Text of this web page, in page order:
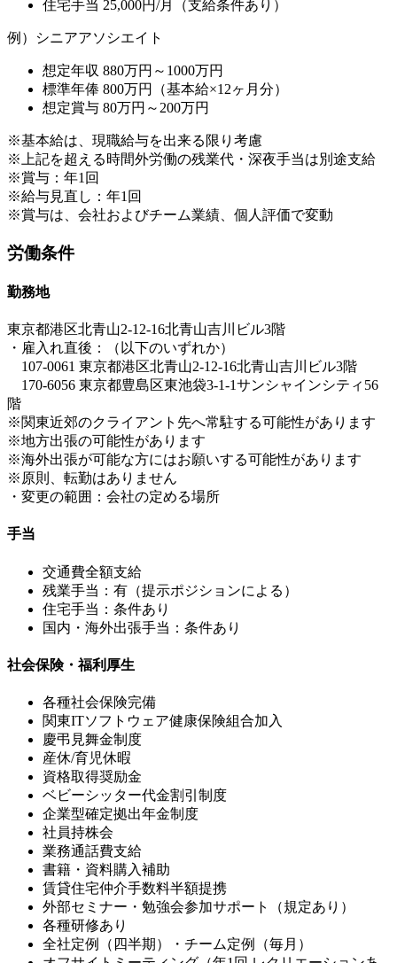
住宅手当 25,000円/月（支給条件あり）
例）シニアアソシエイト
想定年収 880万円～1000万円
標準年俸 800万円（基本給×12ヶ月分）
想定賞与 80万円～200万円
※基本給は、現職給与を出来る限り考慮
※上記を超える時間外労働の残業代・深夜手当は別途支給
※賞与：年1回
※給与見直し：年1回
※賞与は、会社およびチーム業績、個人評価で変動
労働条件
勤務地
東京都港区北青山2-12-16北青山吉川ビル3階
・雇入れ直後：（以下のいずれか）
107-0061 東京都港区北青山2-12-16北青山吉川ビル3階
170-6056 東京都豊島区東池袋3-1-1サンシャインシティ56
階
※関東近郊のクライアント先へ常駐する可能性があります
※地方出張の可能性があります
※海外出張が可能な方にはお願いする可能性があります
※原則、転勤はありません
・変更の範囲：会社の定める場所
手当
交通費全額支給
残業手当：有（提示ポジションによる）
住宅手当：条件あり
国内・海外出張手当：条件あり
社会保険・福利厚生
各種社会保険完備
関東ITソフトウェア健康保険組合加入
慶弔見舞金制度
産休/育児休暇
資格取得奨励金
ベビーシッター代金割引制度
企業型確定拠出年金制度
社員持株会
業務通話費支給
書籍・資料購入補助
賃貸住宅仲介手数料半額提携
外部セミナー・勉強会参加サポート（規定あり）
各種研修あり
全社定例（四半期）・チーム定例（毎月）